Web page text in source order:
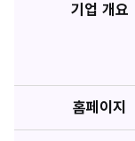
기업 개요
홈페이지